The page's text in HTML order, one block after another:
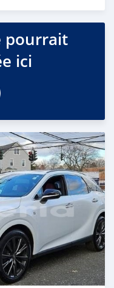
pourrait
ici